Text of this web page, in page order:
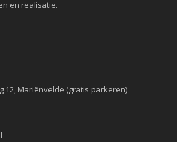
en realisatie.
12, Mariënvelde (gratis parkeren)